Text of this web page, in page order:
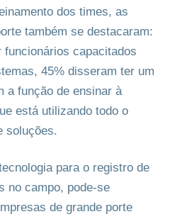
dos times, as
também se destacaram:
capacitados
45% disseram ter um
a função de ensinar à
está utilizando todo o
soluções.
para o registro de
no campo, pode-se
de grande porte